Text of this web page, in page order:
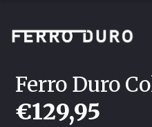
Ferro Duro
€129,95